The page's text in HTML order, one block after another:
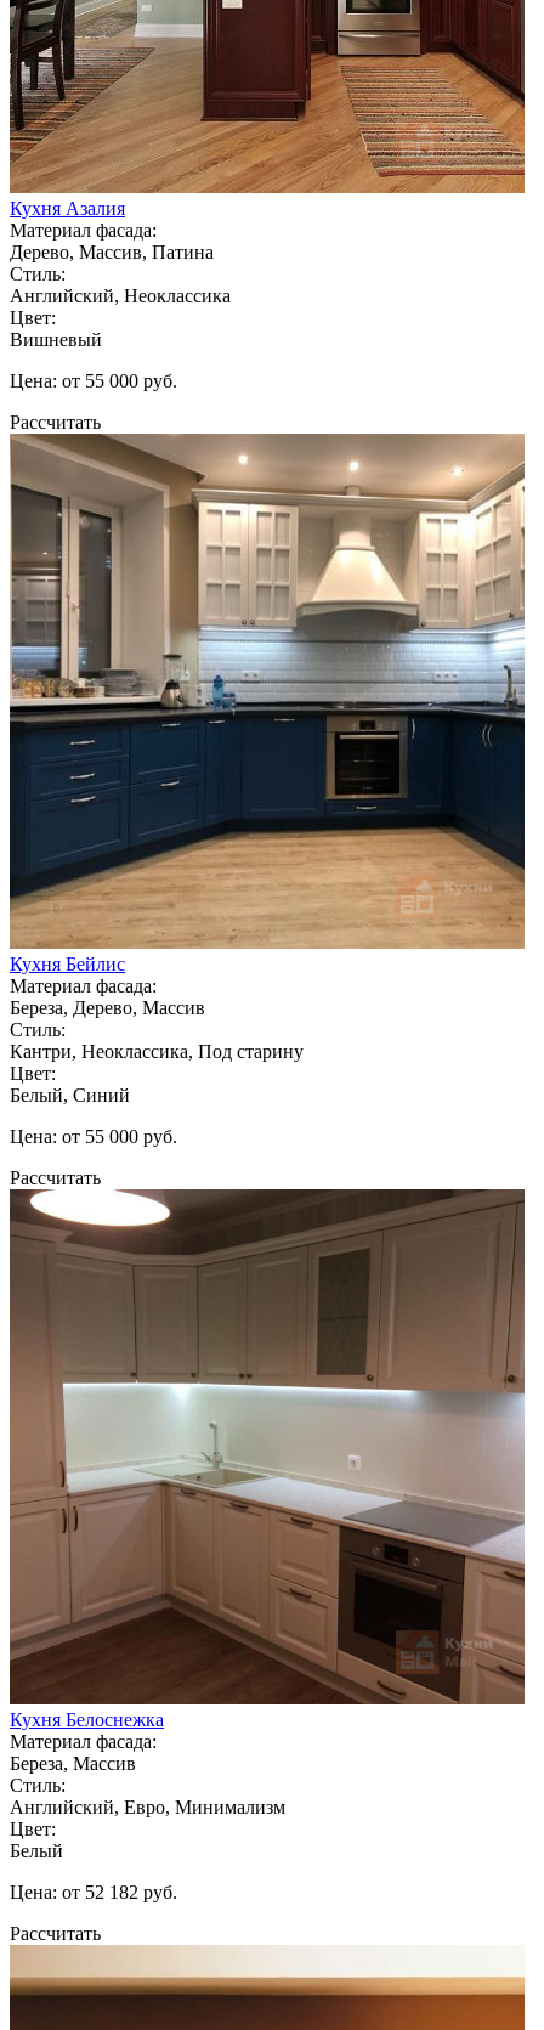
Кухня Азалия
Материал фасада:
Дерево, Массив, Патина
Стиль:
Английский, Неоклассика
Цвет:
Вишневый
Цена: от 55 000 руб.
Рассчитать
Кухня Бейлис
Материал фасада:
Береза, Дерево, Массив
Стиль:
Кантри, Неоклассика, Под старину
Цвет:
Белый, Синий
Цена: от 55 000 руб.
Рассчитать
Кухня Белоснежка
Материал фасада:
Береза, Массив
Стиль:
Английский, Евро, Минимализм
Цвет:
Белый
Цена: от 52 182 руб.
Рассчитать